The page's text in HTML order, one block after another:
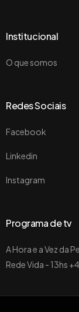
Institucional
O que somos
Redes Sociais
Facebook
Linkedin
Instagram
Programa de tv
A Hora e a Vez da
Rede Vida - 13hs